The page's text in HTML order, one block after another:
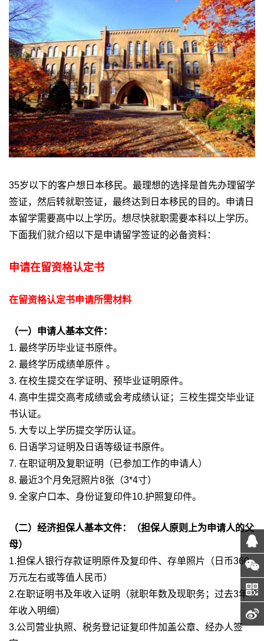
35岁以下的客户想日本移民。最理想的选择是首先办理留学
签证，然后转就职签证，最终达到日本移民的目的。申请日
本留学需要高中以上学历。想尽快就职需要本科以上学历。
下面我们就介绍以下是申请留学签证的必备资料：
申请在留资格认定书
在留资格认定书申请所需材料
（一）申请人基本文件：
1. 最终学历毕业证书原件。
2. 最终学历成绩单原件 。
3. 在校生提交在学证明、预毕业证明原件。
4. 高中生提交高考成绩或会考成绩认证；三校生提交毕业证
书认证。
5. 大专以上学历提交学历认证。
6. 日语学习证明及日语等级证书原件。
7. 在职证明及复职证明（已参加工作的申请人）
8. 最近3个月免冠照片8张（3*4寸）
9. 全家户口本、身份证复印件10.护照复印件。
（二）经济担保人基本文件：（担保人原则上为申请人的父
母）
1.担保人银行存款证明原件及复印件、存单照片（日币360
万元左右或等值人民币）
2.在职证明书及年收入证明（就职年数及现职务；过去3年
年收入明细）
3.公司营业执照、税务登记证复印件加盖公章、经办人签